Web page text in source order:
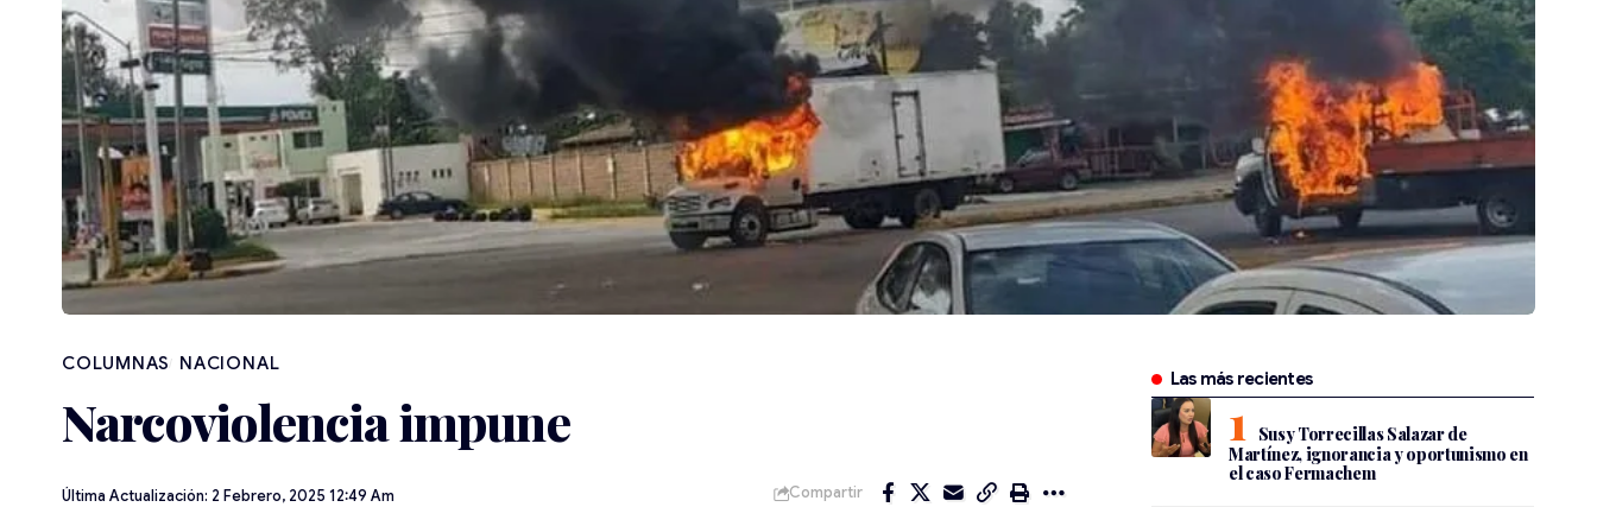
NACIONAL
Narcoviolencia impune
Última Actualización: 2 Febrero, 2025 12:49 Am Compartir
Las más recientes
Susy Torrecillas Salazar de
Martínez, ignorancia y oportunismo en
el caso Fermachem